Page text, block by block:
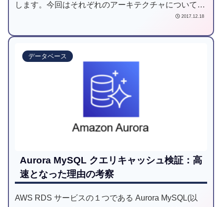
します。今回はそれぞれのアーキテクチャについてご
2017.12.18
データベース
Aurora MySQL クエリキャッシュ検証：高
速となった理由の考察
AWS RDS サービスの１つである Aurora MySQL(以